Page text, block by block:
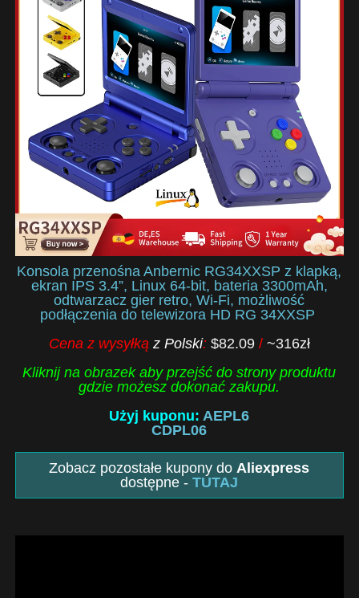
Konsola przenośna Anbernic RG34XXSP z klapką,
ekran IPS 3.4”, Linux 64-bit, bateria 3300mAh,
odtwarzacz gier retro, Wi-Fi, możliwość
podłączenia do telewizora HD RG 34XXSP
Cena z wysyłką z Polski: $82.09 / ~316zł
Kliknij na obrazek aby przejść do strony produktu
gdzie możesz dokonać zakupu.
Użyj kuponu: AEPL6
CDPL06
Zobacz pozostałe kupony do Aliexpress
dostępne -TUTAJ